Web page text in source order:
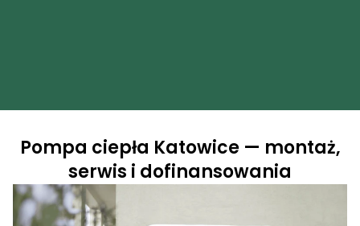
Pompa ciepła Katowice — montaż,
serwis i dofinansowania